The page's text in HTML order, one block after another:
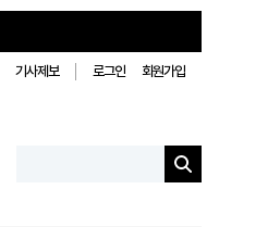
기사제보 로그인 회원가입